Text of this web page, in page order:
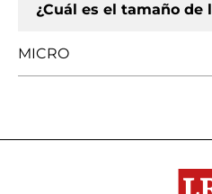
¿Cuál es el tamaño de
MICRO